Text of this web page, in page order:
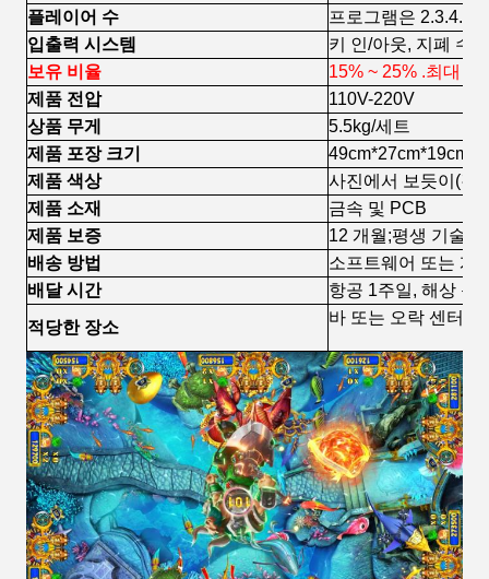
플레이어 수
프로그램은
입출력 시스템
키 인/아웃, 지폐 수
보유 비율
15% ~ 25% .최대 보
제품 전압
110V-220V
상품 무게
5.5kg/세트
제품 포장 크기
49cm*27cm*19cm
제품 색상
사진에서 보듯이(검
제품 소재
금속 및 PCB
제품 보증
12 개월;평생 기술
배송 방법
소프트웨어 또는 게
배달 시간
항공 1주일, 해상 운
적당한 장소
바 또는 오락 센터